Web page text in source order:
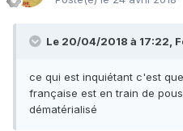
Le 20/04/2018 à 17:22,
ce qui est inquiétant c'est
française est en train de
dématérialisé